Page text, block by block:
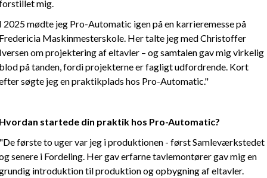
mig.
2025 mødte jeg Pro-Automatic igen på en karrieremesse på
Maskinmesterskole. Her talte jeg med Christoffer
om projektering af eltavler – og samtalen gav mig virkelig
på tanden, fordi projekterne er fagligt udfordrende. Kort
søgte jeg en praktikplads hos Pro-Automatic."
startede din praktik hos Pro-Automatic?
første to uger var jeg i produktionen - først Samleværkstedet
senere i Fordeling. Her gav erfarne tavlemontører gav mig en
introduktion til produktion og opbygning af eltavler.